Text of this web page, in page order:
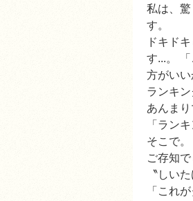
私は、
す。
ドキド
す...。
方がいい
ランキン
あんま
「ラン
そこで。
ご存知
〝しい
「これ